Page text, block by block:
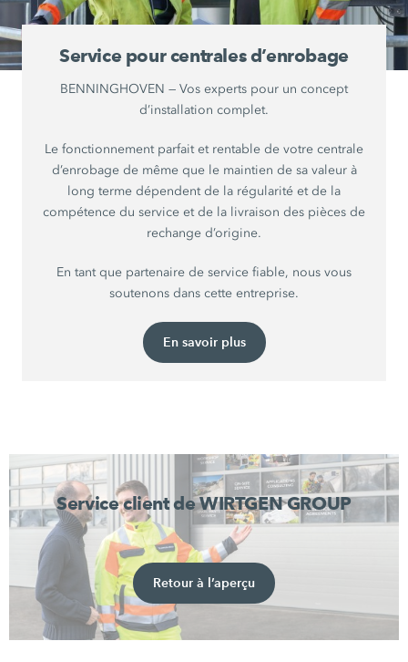
Service pour centrales d’enrobage
BENNINGHOVEN — Vos experts pour un concept
d’installation complet.
Le fonctionnement parfait et rentable de votre centrale
d’enrobage de même que le maintien de sa valeur à
long terme dépendent de la régularité et de la
compétence du service et de la livraison des pièces de
rechange d’origine.
En tant que partenaire de service fiable, nous vous
soutenons dans cette entreprise.
En savoir plus
Service client de WIRTGEN GROUP
Retour à l’aperçu